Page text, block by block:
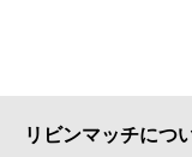
リビンマッチにつ